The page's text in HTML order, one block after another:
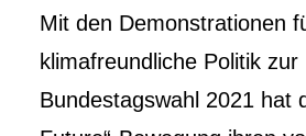
Mit den Demonstrationen
klimafreundliche Politik zur
Bundestagswahl 2021 hat